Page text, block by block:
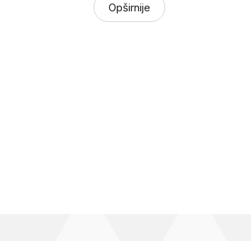
Opširnije